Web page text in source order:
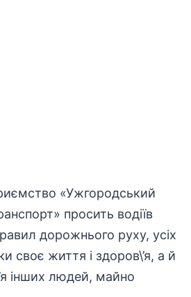
«Ужгородський
просить водіїв
дорожнього руху, усіх
своє життя і здоров\’я, а й
інших людей, майно